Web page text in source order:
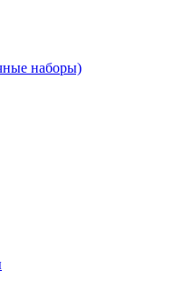
наборы)